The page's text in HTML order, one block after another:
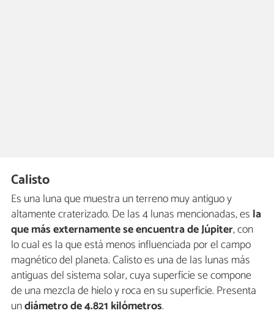
Calisto
Es una luna que muestra un terreno muy antiguo y
altamente craterizado. De las 4 lunas mencionadas, es la
que más externamente se encuentra de Júpiter, con
lo cual es la que está menos influenciada por el campo
magnético del planeta. Calisto es una de las lunas más
antiguas del sistema solar, cuya superficie se compone
de una mezcla de hielo y roca en su superficie. Presenta
undiámetro de 4.821 kilómetros.